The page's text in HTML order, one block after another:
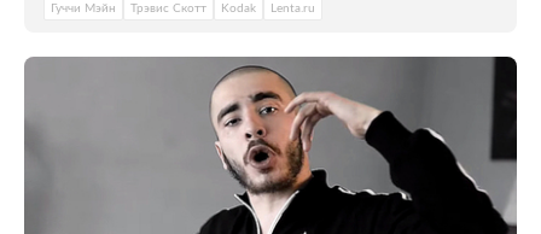
Гуччи Мэйн Трэвис Скотт Kodak Lenta.ru